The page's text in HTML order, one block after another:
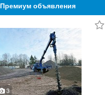
Премиум объявления
3